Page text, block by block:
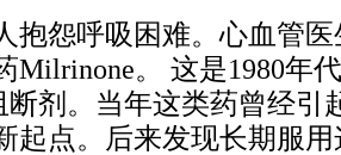
抱怨呼吸困难。心血管
Milrinone。 这是1980年
剂。当年这类药曾经引
起点。后来发现长期服